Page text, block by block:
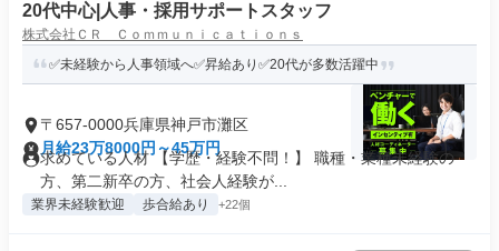
20代中心|人事・採用サポートスタッフ
株式会社ＣＲ Ｃｏｍｍｕｎｉｃａｔｉｏｎｓ
✅未経験から人事領域へ✅昇給あり✅20代が多数活躍中
〒657-0000兵庫県神戸市灘区
月給23万8000円～45万円
求めている人材 【学歴・経験不問！】 職種・業種未経験の
方、第二新卒の方、社会人経験が...
業界未経験歓迎 歩合給あり +22個